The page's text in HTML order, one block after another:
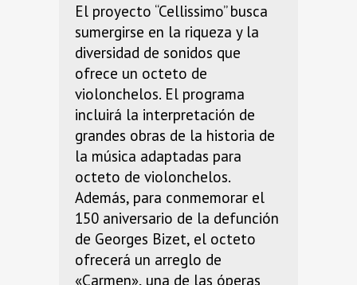
El proyecto “Cellissimo” busca
sumergirse en la riqueza y la
diversidad de sonidos que
ofrece un octeto de
violonchelos. El programa
incluirá la interpretación de
grandes obras de la historia de
la música adaptadas para
octeto de violonchelos.
Además, para conmemorar el
150 aniversario de la defunción
de Georges Bizet, el octeto
ofrecerá un arreglo de
«Carmen», una de las óperas